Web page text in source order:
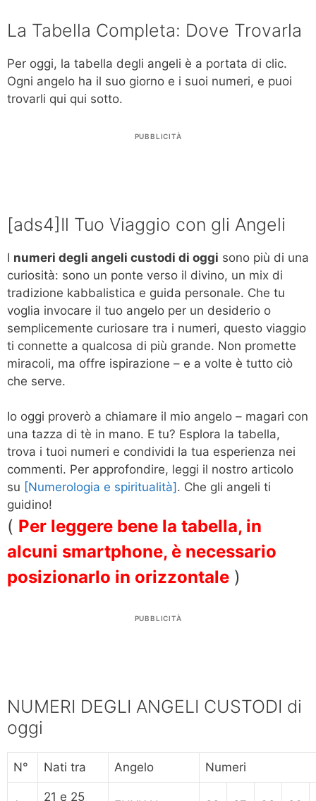
La Tabella Completa: Dove Trovarla
Per oggi, la tabella degli angeli è a portata di clic.
Ogni angelo ha il suo giorno e i suoi numeri, e puoi
trovarli qui qui sotto.
PUBBLICITÀ
[ads4]Il Tuo Viaggio con gli Angeli
I numeri degli angeli custodi di oggi sono più di una
curiosità: sono un ponte verso il divino, un mix di
tradizione kabbalistica e guida personale. Che tu
voglia invocare il tuo angelo per un desiderio o
semplicemente curiosare tra i numeri, questo viaggio
ti connette a qualcosa di più grande. Non promette
miracoli, ma offre ispirazione – e a volte è tutto ciò
che serve.
Io oggi proverò a chiamare il mio angelo – magari con
una tazza di tè in mano. E tu? Esplora la tabella,
trova i tuoi numeri e condividi la tua esperienza nei
commenti. Per approfondire, leggi il nostro articolo
su [Numerologia e spiritualità] . Che gli angeli ti
guidino!
( Per leggere bene la tabella, in
alcuni smartphone, è necessario
posizionarlo in orizzontale )
PUBBLICITÀ
NUMERI DEGLI ANGELI CUSTODI di
oggi
N° Nati tra Angelo Numeri
21 e 25